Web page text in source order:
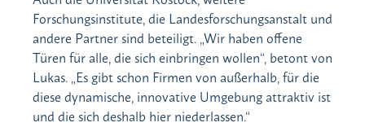
Forschungsinstitute, die Landesforschungsanstalt und
andere Partner sind beteiligt. „Wir haben offene
Türen für alle, die sich einbringen wollen“, betont von
Lukas. „Es gibt schon Firmen von außerhalb, für die
diese dynamische, innovative Umgebung attraktiv ist
und die sich deshalb hier niederlassen.“